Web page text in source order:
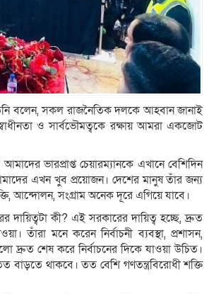
বলেন, সকল রাজনৈতিক দলকে আহবান জানাই
ও সার্বভৌমত্বকে রক্ষায় আমরা একজোট
ভারপ্রাপ্ত চেয়ারম্যানকে এখানে বেশিদিন
এখন খুব প্রয়োজন। দেশের মানুষ তাঁর জন্য
সংগ্রাম অনেক দূরে এগিয়ে যাবে।
দায়িত্বটা কী? এই সরকারের দায়িত্ব হচ্ছে, দ্রুত
তাঁরা মনে করেন নির্বাচনী ব্যবস্থা, প্রশাসন,
দ্রুত শেষ করে নির্বাচনের দিকে যাওয়া উচিত।
বাড়তে থাকবে। তত বেশি গণতন্ত্রবিরোধী শক্তি